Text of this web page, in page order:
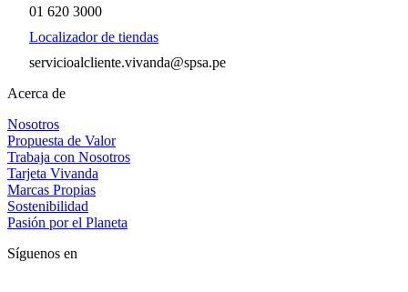
01 620 3000
Localizador de tiendas
servicioalcliente.vivanda@spsa.pe
Acerca de
Nosotros
Propuesta de Valor
Trabaja con Nosotros
Tarjeta Vivanda
Marcas Propias
Sostenibilidad
Pasión por el Planeta
Síguenos en